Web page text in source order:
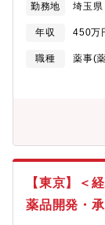
療機器メーカー
での設計業務を
から試作・生産
クライフバラン
ークライフバラ
加可能ですし、
くビジネススキ
いて】開発部は
ロジェクトチー
勤務地 埼玉県
年収 450万
職種
薬事(
【東京】＜
薬品開発・